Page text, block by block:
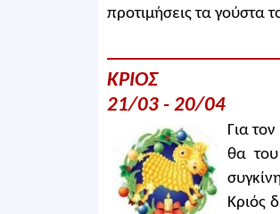
προτιμήσεις τα γούστα
ΚΡΙΟΣ
21/03 - 20/04
Για
θα
Κριός